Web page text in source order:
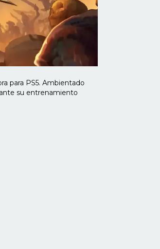
para PS5. Ambientado
su entrenamiento